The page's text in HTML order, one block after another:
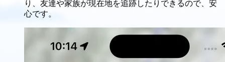
り、友達や家族が現在地を追跡したりできるので、安
心です。